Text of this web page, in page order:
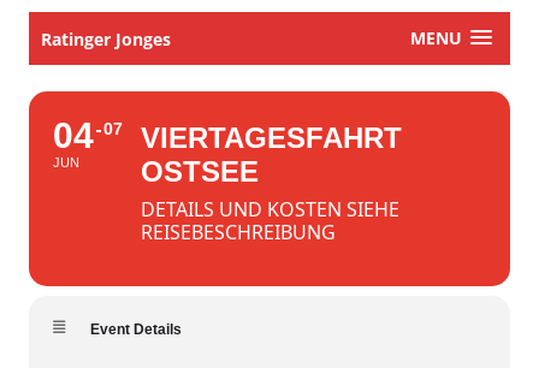
Ratinger Jonges MENU
04
JUN
07
VIERTAGESFAHRT
OSTSEE
DETAILS UND KOSTEN SIEHE
REISEBESCHREIBUNG
Event Details